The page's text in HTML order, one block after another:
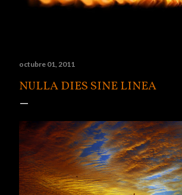
octubre 01, 2011
NULLA DIES SINE LINEA